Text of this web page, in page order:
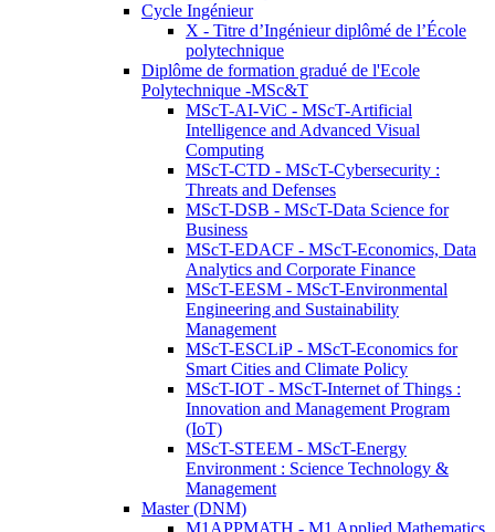
Cycle Ingénieur
X - Titre d’Ingénieur diplômé de l’École
polytechnique
Diplôme de formation gradué de l'Ecole
Polytechnique -MSc&T
MScT-AI-ViC - MScT-Artificial
Intelligence and Advanced Visual
Computing
MScT-CTD - MScT-Cybersecurity :
Threats and Defenses
MScT-DSB - MScT-Data Science for
Business
MScT-EDACF - MScT-Economics, Data
Analytics and Corporate Finance
MScT-EESM - MScT-Environmental
Engineering and Sustainability
Management
MScT-ESCLiP - MScT-Economics for
Smart Cities and Climate Policy
MScT-IOT - MScT-Internet of Things :
Innovation and Management Program
(IoT)
MScT-STEEM - MScT-Energy
Environment : Science Technology &
Management
Master (DNM)
M1APPMATH - M1 Applied Mathematics